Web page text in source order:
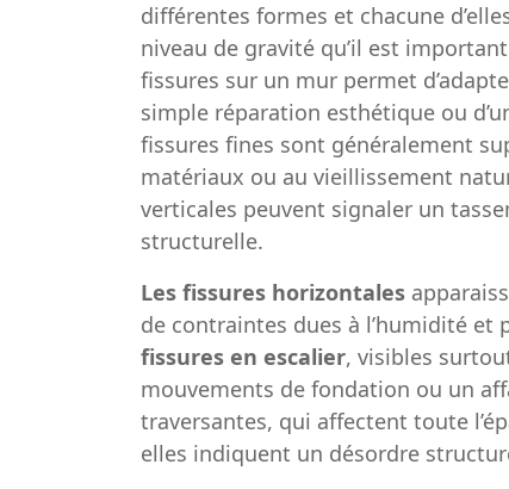
différentes formes et chacune
niveau de gravité qu’il est
fissures sur un mur permet
simple réparation esthétique ou
fissures fines sont généralement
matériaux ou au vieillissement
verticales peuvent signaler un
structurelle.
Les fissures horizontales
de contraintes dues à l’humidité
fissures en escalier, visibles
mouvements de fondation ou un
traversantes, qui affectent toute
elles indiquent un désordre